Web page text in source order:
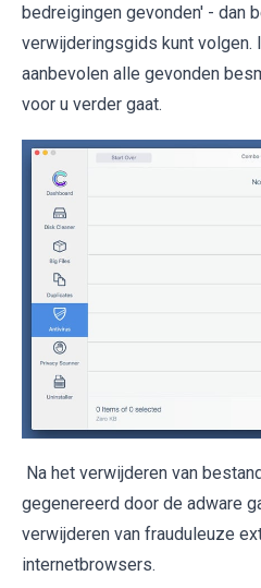
bedreigingen gevonden' - dan
verwijderingsgids kunt volgen.
aanbevolen alle gevonden
voor u verder gaat.
Na het verwijderen van
gegenereerd door de adware
verwijderen van frauduleuze
internetbrowsers.